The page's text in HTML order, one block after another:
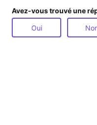
Avez-vous trouvé une
Oui